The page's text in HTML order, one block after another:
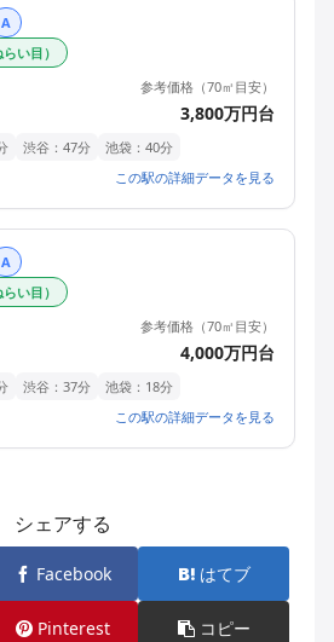
A
い目）
参考価格（70㎡目安）
3,800万円台
渋谷：47分
池袋：40分
この駅の詳細データを見る
A
い目）
参考価格（70㎡目安）
4,000万円台
渋谷：37分
池袋：18分
この駅の詳細データを見る
シェアする
Facebook はてブ
Pinterest コピー